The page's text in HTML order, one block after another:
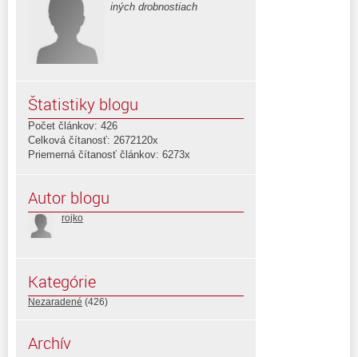
iných drobnostiach
Štatistiky blogu
Počet článkov: 426
Celková čítanosť: 2672120x
Priemerná čítanosť článkov: 6273x
Autor blogu
rojko
Kategórie
Nezaradené (426)
Archív